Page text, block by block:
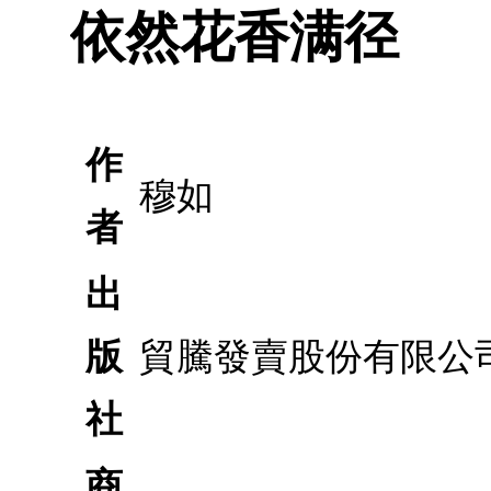
依然花香满径
作
者
穆如
出
版
社
貿騰發賣股份有限公